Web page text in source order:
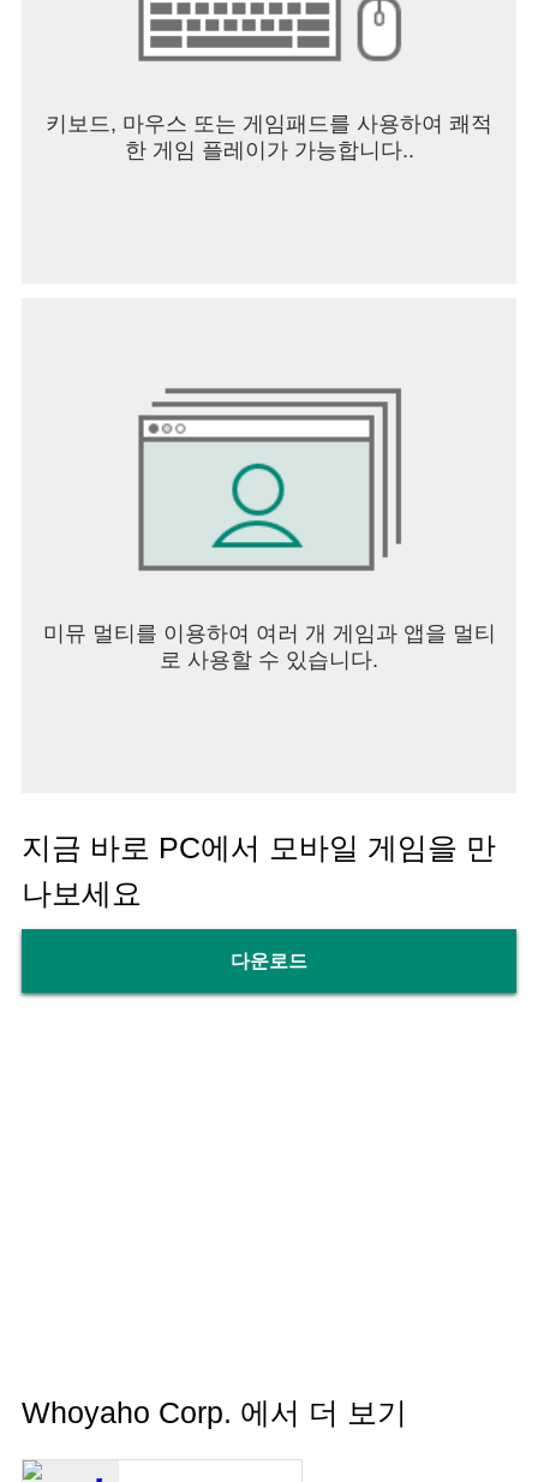
키보드, 마우스 또는 게임패드를 사용하여 쾌적
한 게임 플레이가 가능합니다..
미뮤 멀티를 이용하여 여러 개 게임과 앱을 멀티
로 사용할 수 있습니다.
지금 바로 PC에서 모바일 게임을 만
나보세요
다운로드
Whoyaho Corp. 에서 더 보기